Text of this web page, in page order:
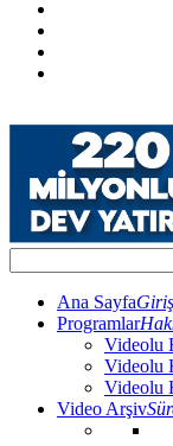
Ana SayfaGiriş
Programlar
Videolu
Videolu
Videolu
Video Arşiv